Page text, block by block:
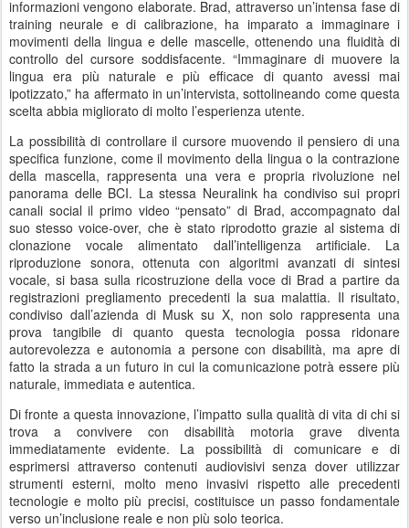
informazioni vengono elaborate. Brad, attraverso un’intensa fase di
training neurale e di calibrazione, ha imparato a immaginare i
movimenti della lingua e delle mascelle, ottenendo una fluidità di
controllo del cursore soddisfacente. “Immaginare di muovere la
lingua era più naturale e più efficace di quanto avessi mai
ipotizzato,” ha affermato in un’intervista, sottolineando come questa
scelta abbia migliorato di molto l’esperienza utente.
La possibilità di controllare il cursore muovendo il pensiero di una
specifica funzione, come il movimento della lingua o la contrazione
della mascella, rappresenta una vera e propria rivoluzione nel
panorama delle BCI. La stessa Neuralink ha condiviso sui propri
canali social il primo video “pensato” di Brad, accompagnato dal
suo stesso voice-over, che è stato riprodotto grazie al sistema di
clonazione vocale alimentato dall’intelligenza artificiale. La
riproduzione sonora, ottenuta con algoritmi avanzati di sintesi
vocale, si basa sulla ricostruzione della voce di Brad a partire da
registrazioni pregliamento precedenti la sua malattia. Il risultato,
condiviso dall’azienda di Musk su X, non solo rappresenta una
prova tangibile di quanto questa tecnologia possa ridonare
autorevolezza e autonomia a persone con disabilità, ma apre di
fatto la strada a un futuro in cui la comunicazione potrà essere più
naturale, immediata e autentica.
Di fronte a questa innovazione, l’impatto sulla qualità di vita di chi si
trova a convivere con disabilità motoria grave diventa
immediatamente evidente. La possibilità di comunicare e di
esprimersi attraverso contenuti audiovisivi senza dover utilizzar
strumenti esterni, molto meno invasivi rispetto alle precedenti
tecnologie e molto più precisi, costituisce un passo fondamentale
verso un’inclusione reale e non più solo teorica.